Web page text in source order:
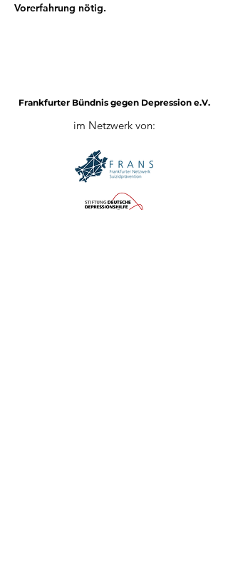
Vorerfahrung nötig.
Frankfurter Bündnis gegen Depression e.V.
im Netzwerk von: